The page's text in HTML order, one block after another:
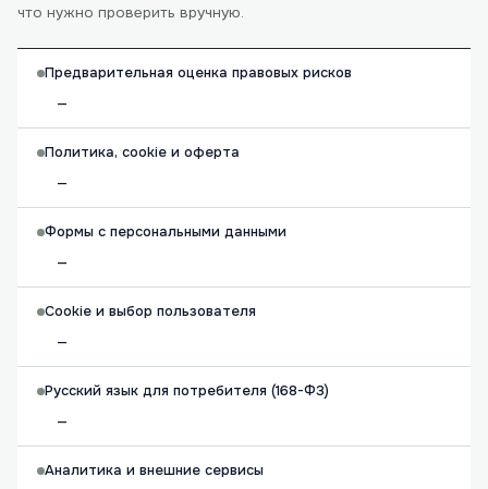
что нужно проверить вручную.
Предварительная оценка правовых рисков
—
Политика, cookie и оферта
—
Формы с персональными данными
—
Cookie и выбор пользователя
—
Русский язык для потребителя (168-ФЗ)
—
Аналитика и внешние сервисы